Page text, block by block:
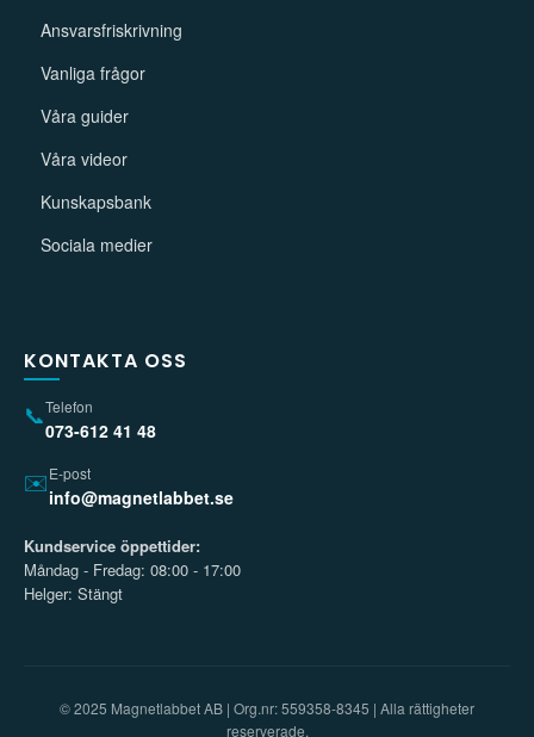
Ansvarsfriskrivning
Vanliga frågor
Våra guider
Våra videor
Kunskapsbank
Sociala medier
KONTAKTA OSS
📞Telefon
073-612 41 48
✉️E-post
info@magnetlabbet.se
Kundservice öppettider:
Måndag - Fredag: 08:00 - 17:00
Helger: Stängt
© 2025 Magnetlabbet AB | Org.nr: 559358-8345 | Alla rättigheter
reserverade.